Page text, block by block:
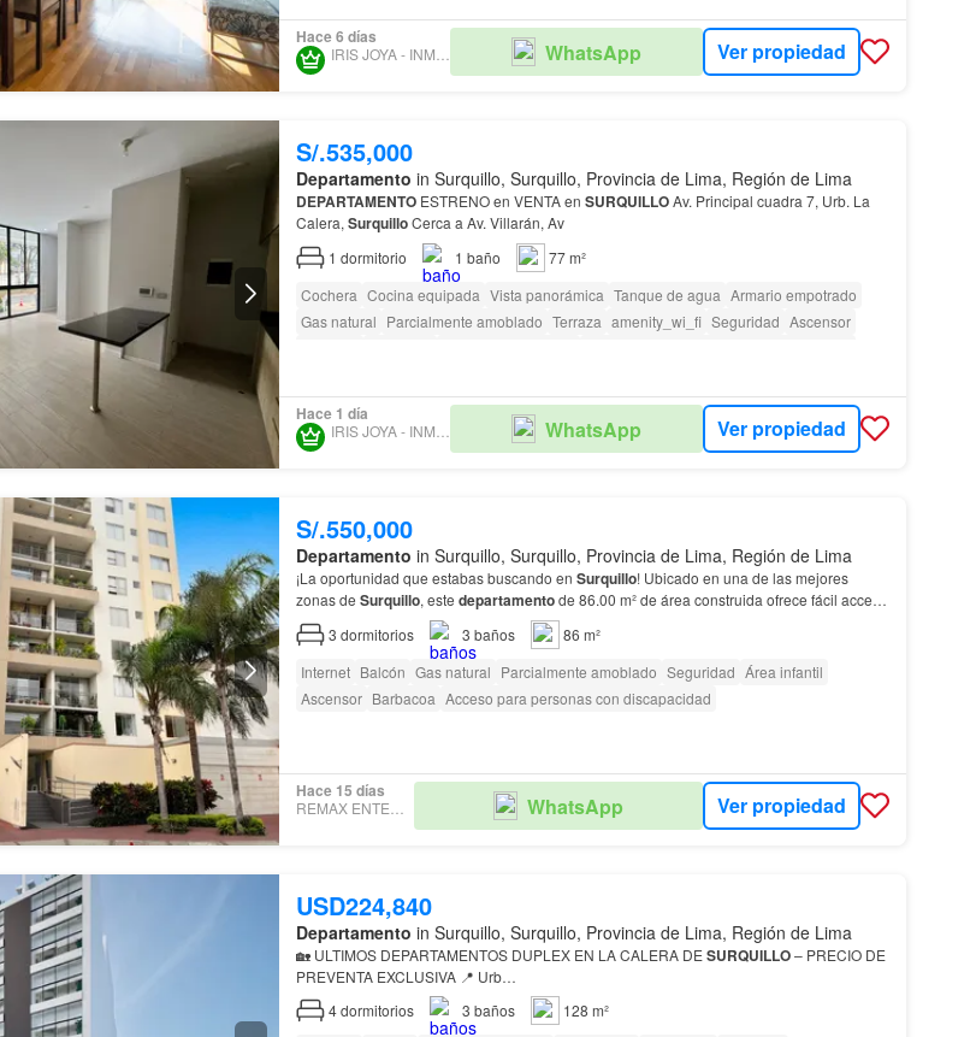
Hace 6 días
IRIS JOYA - INMOBILIARIA WhatsApp Ver propiedad
S/.535,000
Departamento in Surquillo, Surquillo, Provincia de Lima, Región de Lima
DEPARTAMENTOESTRENO en VENTA en SURQUILLOAv. Principal cuadra 7, Urb. La
Calera, SurquilloCerca a Av. Villarán, Av
1 dormitorio 1 baño
77 m²
Cochera Cocina equipada Vista panorámica Tanque de agua Armario empotrado
Gas natural Parcialmente amoblado Terraza amenity_wi_fi Seguridad Ascensor
Hace 1 día
IRIS JOYA - INMOBILIARIA WhatsApp Ver propiedad
S/.550,000
Departamento in Surquillo, Surquillo, Provincia de Lima, Región de Lima
¡La oportunidad que estabas buscando en Surquillo! Ubicado en una de las mejores
zonas de Surquillo, este departamentode 86.00 m² de área construida ofrece fácil acceso
a las principales avenidas de la…
3 dormitorios 3 baños
86 m²
Internet Balcón Gas natural Parcialmente amoblado Seguridad Área infantil
Ascensor Barbacoa Acceso para personas con discapacidad
Hace 15 días
WhatsApp Ver propiedad
USD224,840
Departamento in Surquillo, Surquillo, Provincia de Lima, Región de Lima
🏡 ULTIMOS DEPARTAMENTOS DUPLEX EN LA CALERA DE SURQUILLO– PRECIO DE
PREVENTA EXCLUSIVA 📍 Urb…
4dormitorios 3 baños
128 m²